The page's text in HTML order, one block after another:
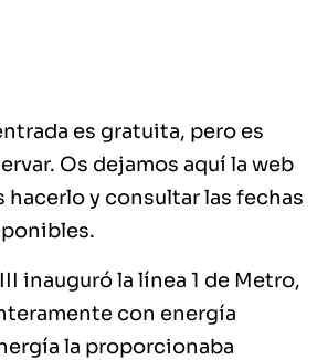
es gratuita, pero es
Os dejamos aquí la web
hacerlo y consultar las fechas
inauguró la línea 1 de Metro,
con energía
la proporcionaba